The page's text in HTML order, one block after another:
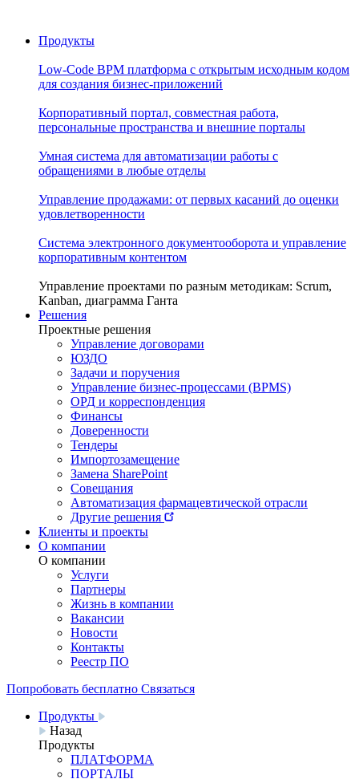
Продукты
Low-Code BPM платформа с открытым исходным кодом
для создания бизнес-приложений
Корпоративный портал, совместная работа,
персональные пространства и внешние порталы
Умная система для автоматизации работы с
обращениями в любые отделы
Управление продажами: от первых касаний до оценки
удовлетворенности
Система электронного документооборота и управление
корпоративным контентом
Управление проектами по разным методикам: Scrum,
Kanban, диаграмма Ганта
Решения
Проектные решения
Управление договорами
ЮЗДО
Задачи и поручения
Управление бизнес-процессами (BPMS)
ОРД и корреспонденция
Финансы
Доверенности
Тендеры
Импортозамещение
Замена SharePoint
Совещания
Автоматизация фармацевтической отрасли
Другие решения
Клиенты и проекты
О компании
О компании
Услуги
Партнеры
Жизнь в компании
Вакансии
Новости
Контакты
Реестр ПО
Попробовать бесплатно Связаться
Продукты
Назад
Продукты
ПЛАТФОРМА
ПОРТАЛЫ